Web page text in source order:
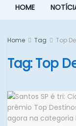
HOME
Home Tag Top
Tag:Top